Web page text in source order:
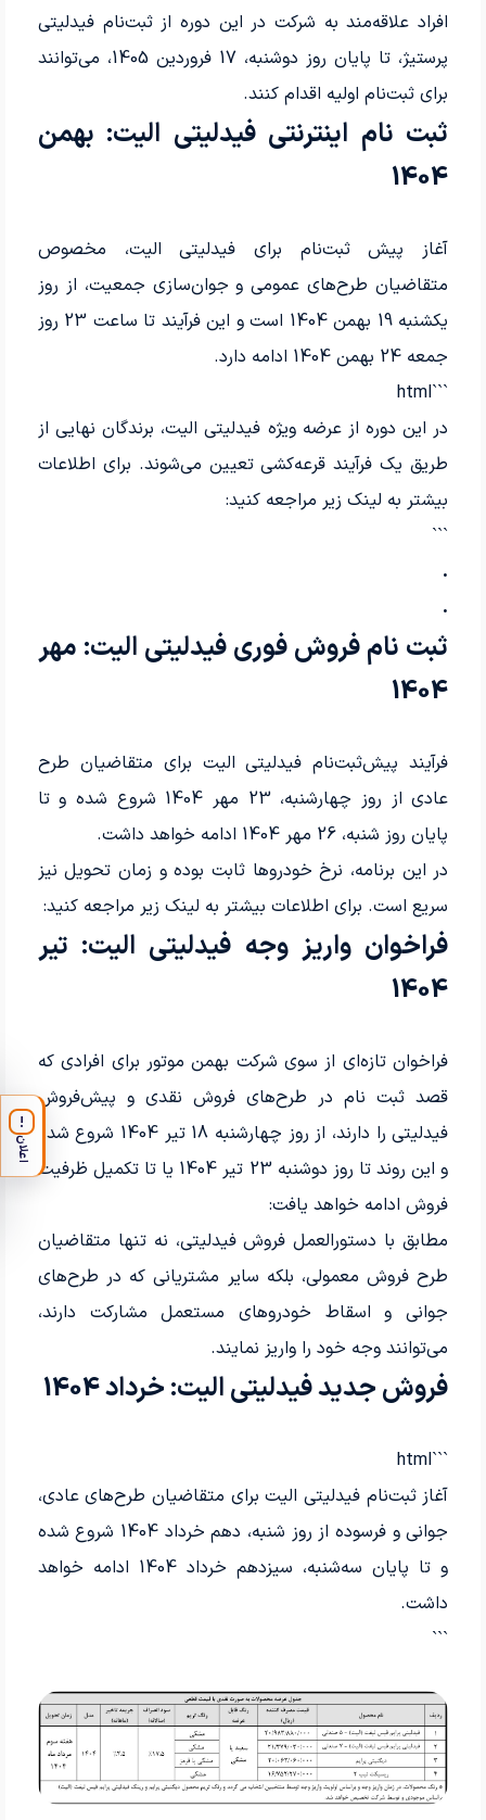
افراد علاقه‌مند به شرکت در این دوره از ثبت‌نام فیدلیتی
پرستیژ، تا پایان روز دوشنبه، 17 فروردین 1405، می‌توانند
برای ثبت‌نام اولیه اقدام کنند.
ثبت نام اینترنتی فیدلیتی الیت: بهمن
1404
آغاز پیش ثبت‌نام برای فیدلیتی الیت، مخصوص
متقاضیان طرح‌های عمومی و جوان‌سازی جمعیت، از روز
یکشنبه 19 بهمن 1404 است و این فرآیند تا ساعت 23 روز
جمعه 24 بهمن 1404 ادامه دارد.
```html
در این دوره از عرضه ویژه فیدلیتی الیت، برندگان نهایی از
طریق یک فرآیند قرعه‌کشی تعیین می‌شوند. برای اطلاعات
بیشتر به لینک زیر مراجعه کنید:
```
.
.
ثبت نام فروش فوری فیدلیتی الیت: مهر
1404
فرآیند پیش‌ثبت‌نام فیدلیتی الیت برای متقاضیان طرح
عادی از روز چهارشنبه، 23 مهر 1404 شروع شده و تا
پایان روز شنبه، 26 مهر 1404 ادامه خواهد داشت.
در این برنامه، نرخ خودروها ثابت بوده و زمان تحویل نیز
سریع است. برای اطلاعات بیشتر به لینک زیر مراجعه کنید:
فراخوان واریز وجه فیدلیتی الیت: تیر
1404
فراخوان تازه‌ای از سوی شرکت بهمن موتور برای افرادی که
قصد ثبت نام در طرح‌های فروش نقدی و پیش‌فروش
فیدلیتی را دارند، از روز چهارشنبه 18 تیر 1404 شروع شده
و این روند تا روز دوشنبه 23 تیر 1404 یا تا تکمیل ظرفیت
فروش ادامه خواهد یافت:
مطابق با دستورالعمل فروش فیدلیتی، نه تنها متقاضیان
طرح فروش معمولی، بلکه سایر مشتریانی که در طرح‌های
جوانی و اسقاط خودروهای مستعمل مشارکت دارند،
می‌توانند وجه خود را واریز نمایند.
فروش جدید فیدلیتی الیت: خرداد 1404
```html
آغاز ثبت‌نام فیدلیتی الیت برای متقاضیان طرح‌های عادی،
جوانی و فرسوده از روز شنبه، دهم خرداد 1404 شروع شده
و تا پایان سه‌شنبه، سیزدهم خرداد 1404 ادامه خواهد
داشت.
```
!
اعلان